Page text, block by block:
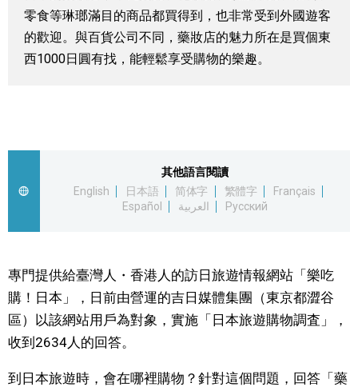
更多
人物訪談
社會
財經
文化
科學技術
生活
official SNS
零食等琳瑯滿目的商品都買得到，也非常受到外國遊客
的歡迎。與百貨公司不同，藥妝店的魅力所在是買個東
西1000日圓有找，能輕鬆享受購物的樂趣。
其他語言閱讀
English
日本語 简体字 繁體字
Français
Español
العربية Русский
專門提供給臺灣人・香港人的訪日旅遊情報網站「樂吃
購！日本」，日前由營運的吉日媒體集團（東京都澀谷
區）以該網站用戶為對象，實施「日本旅遊購物調査」，
收到2634人的回答。
到日本旅遊時，會在哪裡購物？針對這個問題，回答「藥